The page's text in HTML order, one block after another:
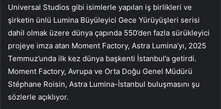
Universal Studios gibi isimlerle yapılan iş birlikleri ve
şirketin ünlü Lumina Büyüleyici Gece Yürüyüşleri serisi
dahil olmak üzere dünya çapında 550’den fazla sürükleyici
projeye imza atan Moment Factory, Astra Lumina’yı, 2025
Temmuz’unda ilk kez dünya başkenti İstanbul’a getirdi.
Moment Factory, Avrupa ve Orta Doğu Genel Müdürü
Stéphane Roisin, Astra Lumina-İstanbul buluşmasını şu
sözlerle açıklıyor.